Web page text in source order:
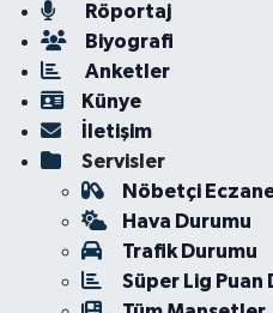
Röportaj
Biyografi
Anketler
Künye
İletişim
Servisler
Nöbetçi
Hava Durumu
Trafik Durumu
Süper Lig Puan